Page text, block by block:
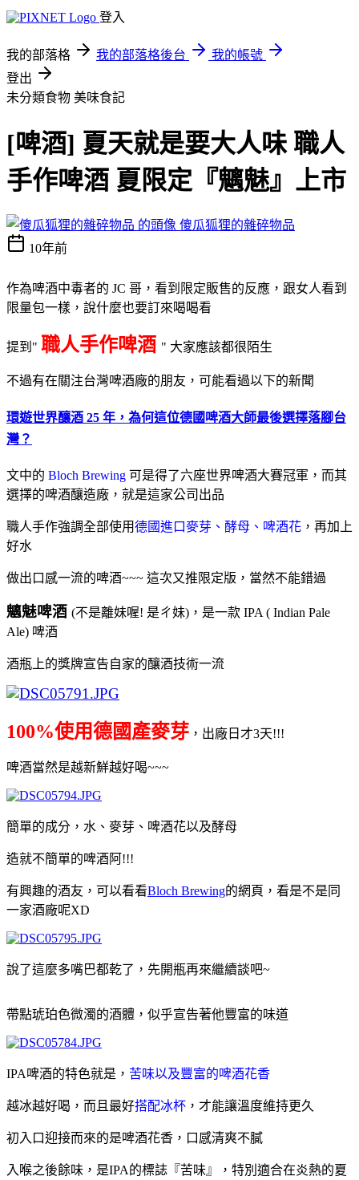
登入
我的部落格 我的部落格後台
我的帳號
登出
未分類食物 美味食記
[啤酒] 夏天就是要大人味 職人
手作啤酒 夏限定『魑魅』上市
傻瓜狐狸的雜碎物品
10年前
作為啤酒中毒者的 JC 哥，看到限定販售的反應，跟女人看到
限量包一樣，說什麼也要訂來喝喝看
提到" 職人手作啤酒 " 大家應該都很陌生
不過有在關注台灣啤酒廠的朋友，可能看過以下的新聞
環遊世界釀酒 25 年，為何這位德國啤酒大師最後選擇落腳台
灣？
文中的 Bloch Brewing 可是得了六座世界啤酒大賽冠軍，而其
選擇的啤酒釀造廠，就是這家公司出品
職人手作強調全部使用德國進口麥芽、酵母、啤酒花 ，再加上
好水
做出口感一流的啤酒~~~ 這次又推限定版，當然不能錯過
魑魅啤酒 (不是離妹喔! 是ㄔ妹)，是一款 IPA ( Indian Pale
Ale) 啤酒
酒瓶上的獎牌宣告自家的釀酒技術一流
100%使用德國產麥芽 ，出廠日才3天!!!
啤酒當然是越新鮮越好喝~~~
簡單的成分，水、麥芽、啤酒花以及酵母
造就不簡單的啤酒阿!!!
有興趣的酒友，可以看看Bloch Brewing的網頁，看是不是同
一家酒廠呢XD
說了這麼多嘴巴都乾了，先開瓶再來繼續談吧~
帶點琥珀色微濁的酒體，似乎宣告著他豐富的味道
IPA啤酒的特色就是， 苦味以及豐富的啤酒花香
越冰越好喝，而且最好搭配冰杯 ，才能讓溫度維持更久
初入口迎接而來的是啤酒花香，口感清爽不膩
入喉之後餘味，是IPA的標誌『苦味』，特別適合在炎熱的夏